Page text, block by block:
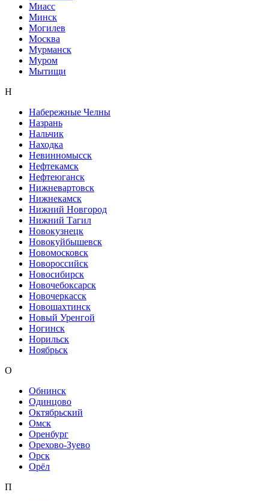
Миасс
Минск
Могилев
Москва
Мурманск
Муром
Мытищи
Н
Набережные Челны
Назрань
Нальчик
Находка
Невинномысск
Нефтекамск
Нефтеюганск
Нижневартовск
Нижнекамск
Нижний Новгород
Нижний Тагил
Новокузнецк
Новокуйбышевск
Новомосковск
Новороссийск
Новосибирск
Новочебоксарск
Новочеркасск
Новошахтинск
Новый Уренгой
Ногинск
Норильск
Ноябрьск
О
Обнинск
Одинцово
Октябрьский
Омск
Оренбург
Орехово-Зуево
Орск
Орёл
П